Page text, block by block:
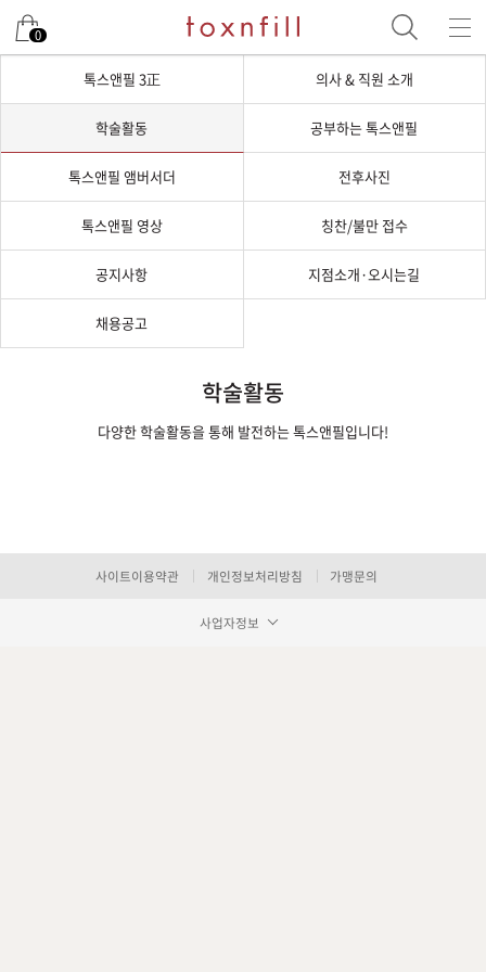
0
톡스앤필 3正 의사 & 직원 소개
학술활동 공부하는 톡스앤필
톡스앤필 앰버서더 전후사진
톡스앤필 영상 칭찬/불만 접수
공지사항 지점소개·오시는길
채용공고
학술활동
다양한 학술활동을 통해 발전하는 톡스앤필입니다!
사이트이용약관 개인정보처리방침 가맹문의
사업자정보